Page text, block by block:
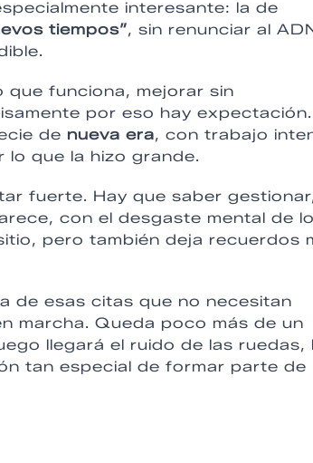
interesante: la de
tiempos”, sin renunciar al
que funciona, mejorar sin
por eso hay expectación.
de nueva era, con trabajo
lo que la hizo grande.
fuerte. Hay que saber
con el desgaste mental de
pero también deja recuerdos
de esas citas que no necesitan
marcha. Queda poco más de un
llegará el ruido de las ruedas,
tan especial de formar parte de